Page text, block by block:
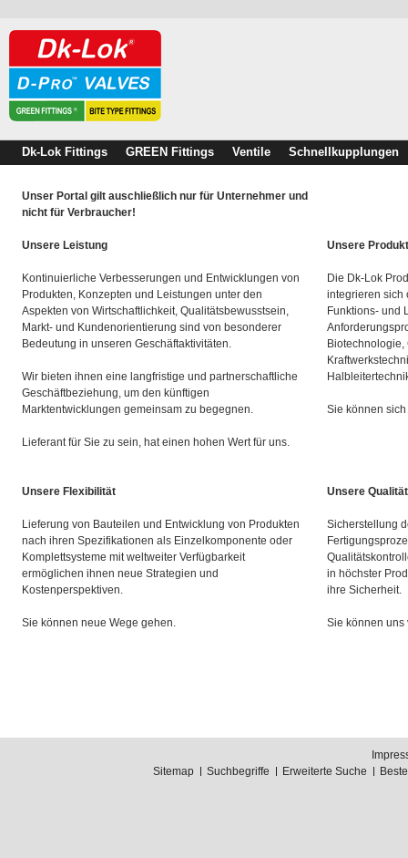
Dk-Lok Fittings GREEN Fittings Ventile Schnellkupplungen
Unser Portal gilt auschließlich nur für Unternehmer und
nicht für Verbraucher!
Unsere Leistung
Kontinuierliche Verbesserungen und Entwicklungen von
Produkten, Konzepten und Leistungen unter den
Aspekten von Wirtschaftlichkeit, Qualitätsbewusstsein,
Markt- und Kundenorientierung sind von besonderer
Bedeutung in unseren Geschäftaktivitäten.
Wir bieten ihnen eine langfristige und partnerschaftliche
Geschäftbeziehung, um den künftigen
Marktentwicklungen gemeinsam zu begegnen.
Lieferant für Sie zu sein, hat einen hohen Wert für uns.
Unsere
Die Dk-Lok
integrieren sich
Funktions- und
Sie können
Unsere Flexibilität
Lieferung von Bauteilen und Entwicklung von Produkten
nach ihren Spezifikationen als Einzelkomponente oder
Komplettsysteme mit weltweiter Verfügbarkeit
ermöglichen ihnen neue Strategien und
Kostenperspektiven.
Sie können neue Wege gehen.
Unsere Qualität
Sicherstellung
in höchster
ihre Sicherheit.
Sie können uns
Sitemap
Suchbegriffe Erweiterte Suche